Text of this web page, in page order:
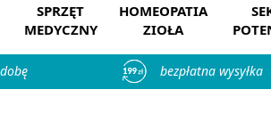
SPRZĘT
MEDYCZNY
HOMEOPATIA
ZIOŁA
bezpłatna wysyłka